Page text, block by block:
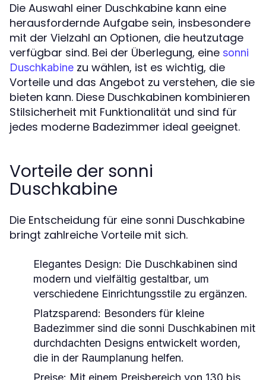
Die Auswahl einer Duschkabine kann eine
herausfordernde Aufgabe sein, insbesondere
mit der Vielzahl an Optionen, die heutzutage
verfügbar sind. Bei der Überlegung, eine sonni
Duschkabine zu wählen, ist es wichtig, die
Vorteile und das Angebot zu verstehen, die sie
bieten kann. Diese Duschkabinen kombinieren
Stilsicherheit mit Funktionalität und sind für
jedes moderne Badezimmer ideal geeignet.
Vorteile der sonni
Duschkabine
Die Entscheidung für eine sonni Duschkabine
bringt zahlreiche Vorteile mit sich.
Elegantes Design: Die Duschkabinen sind
modern und vielfältig gestaltbar, um
verschiedene Einrichtungsstile zu ergänzen.
Platzsparend: Besonders für kleine
Badezimmer sind die sonni Duschkabinen mit
durchdachten Designs entwickelt worden,
die in der Raumplanung helfen.
Preise: Mit einem Preisbereich von 130 bis